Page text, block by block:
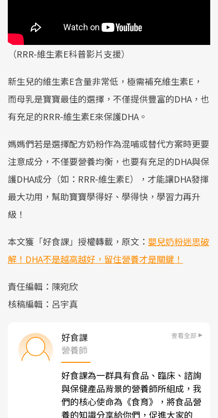
（RRR-維生素E科普影片支援）
新生兒的維生素E含量非常低，極需補充維生素E，
而母乳是寶寶最佳的選擇，不僅提供豐富的DHA，也
有充足的RRR-維生素E來保護DHA。
媽媽們若是選擇配方奶粉作為混哺或替代方案時更要
注意成分，不僅要營養均衡，也要有充足的DHA與保
護DHA成分（如：RRR-維生素E），才能讓DHA發揮
最大功用，幫助寶寶學得好、學得快，學習力再升
級！
本文獲「好食課」授權轉載，原文： 嬰兒奶粉迷思破
解！DHA不是越高越好，留住營養才是關鍵！
責任編輯：陳宛欣
核稿編輯：呂宇真
好食課 查看全部
營養師
好食課為一群具有食品、臨床、諮詢
與保健產品背景的營養師所組成，我
們的核心使命為《食育》，將食品營
養的知識分享給你們，促進大家的